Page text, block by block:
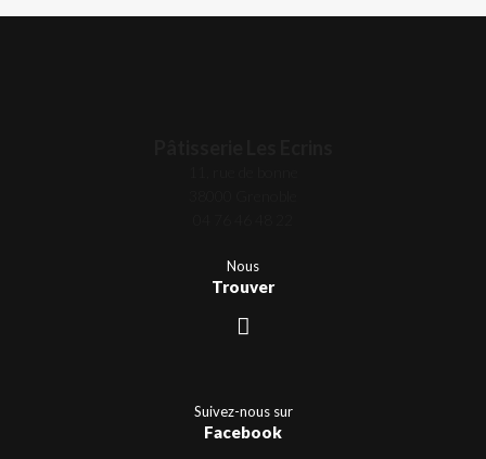
Nous
Trouver
Suivez-nous sur
Facebook